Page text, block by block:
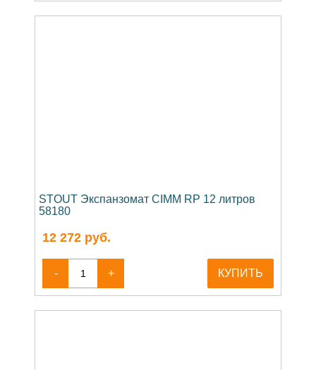
STOUT Экспанзомат CIMM RP 12 литров
58180
12 272 руб.
- + КУПИТЬ